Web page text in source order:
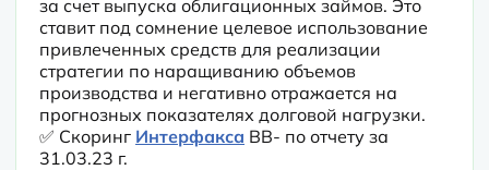
за счет выпуска облигационных займов. Это
ставит под сомнение целевое использование
привлеченных средств для реализации
стратегии по наращиванию объемов
производства и негативно отражается на
прогнозных показателях долговой нагрузки.
✅ Скоринг Интерфакса BB- по отчету за
31.03.23 г.